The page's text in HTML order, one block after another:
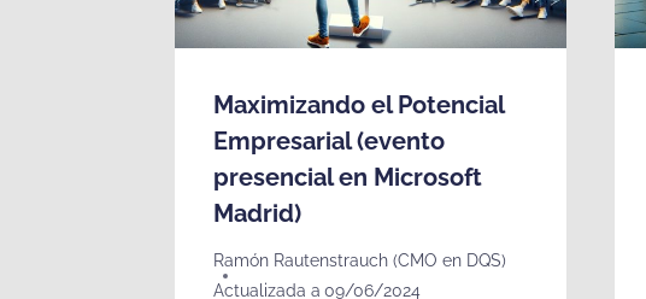
Maximizando el Potencial
Empresarial (evento
presencial en Microsoft
Madrid)
Ramón Rautenstrauch (CMO en DQS)
Actualizada a 09/06/2024